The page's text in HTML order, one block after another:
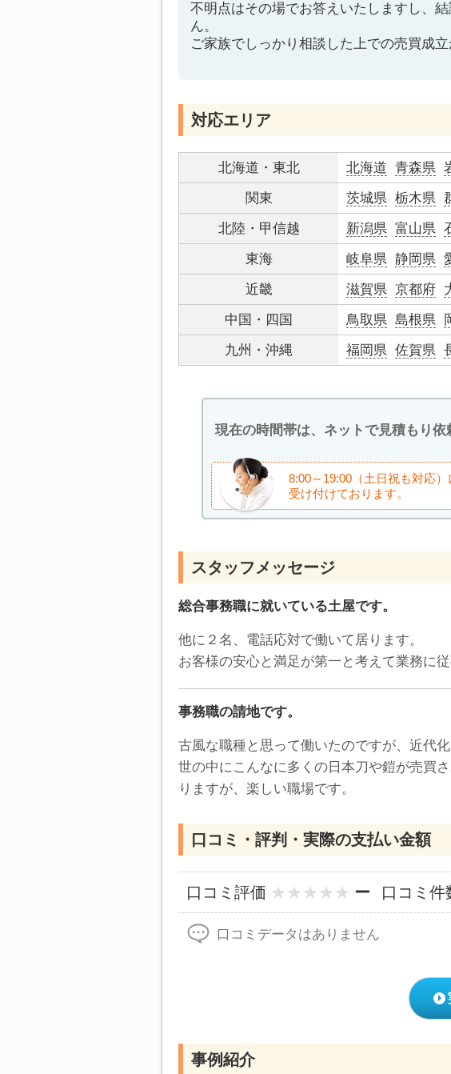
不明点はその場でお答えいたしますし、
ん。
ご家族でしっかり相談した上での売買成
対応エリア
北海道・東北 北海道 青森県
関東
茨城県 栃木県
北陸・甲信越
新潟県 富山県
東海
岐阜県 静岡県
近畿
滋賀県 京都府
中国・四国
鳥取県 島根県
九州・沖縄
福岡県 佐賀県
現在の時間帯は、ネットで見積もり
8:00～19:00（土日祝も対応
受け付けております。
スタッフメッセージ
総合事務職に就いている土屋です。
他に２名、電話応対で働いて居ります。
お客様の安心と満足が第一と考えて業務に
事務職の請地です。
古風な職種と思って働いたのですが、近代
世の中にこんなに多くの日本刀や鎧が売買
りますが、楽しい職場です。
口コミ・評判・実際の支払い金額
口コミ評価 ー 口コミ件
口コミデータはありません
事例紹介